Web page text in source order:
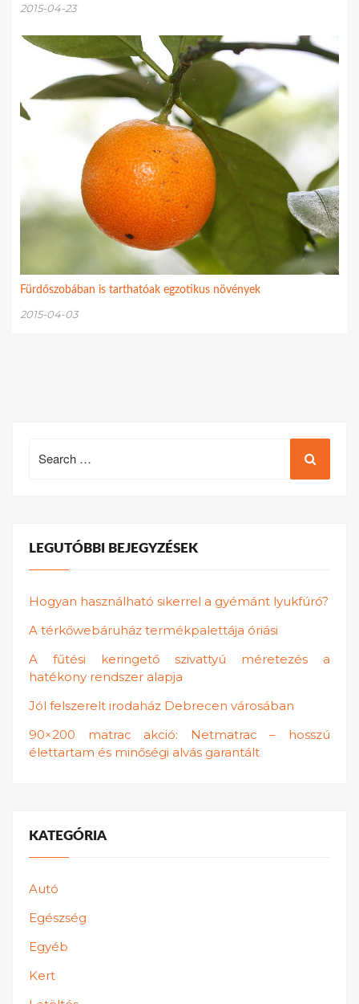
2015-04-23
Fürdőszobában is tarthatóak egzotikus növények
2015-04-03
for:
LEGUTÓBBI BEJEGYZÉSEK
Hogyan használható sikerrel a gyémánt lyukfúró?
A térkőwebáruház termékpalettája óriási
A fűtési keringető szivattyú méretezés a
hatékony rendszer alapja
Jól felszerelt irodaház Debrecen városában
90×200 matrac akció: Netmatrac – hosszú
élettartam és minőségi alvás garantált
KATEGÓRIA
Autó
Egészség
Egyéb
Kert